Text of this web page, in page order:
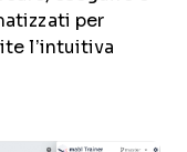
per
l’intuitiva